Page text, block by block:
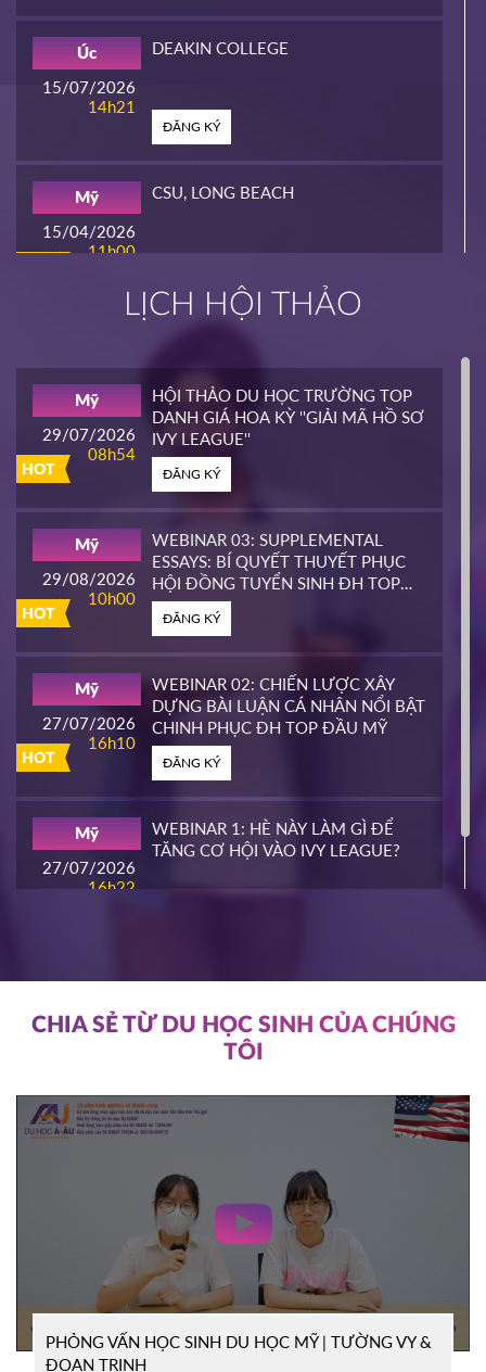
15/07/2026
14h21
Úc DEAKIN COLLEGE
ĐĂNG KÝ
15/04/2026
11h00
Mỹ CSU, LONG BEACH
14h00
ĐĂNG KÝ
10h00
CALIFORNIA STATE UNIVERSITY,
ĐĂNG KÝ
14h00
PIERCE COLLEGE
ĐĂNG KÝ
16h00
WHATCOM COMMUNITY COLLEGE
ĐĂNG KÝ
HOT
10/03/2026
14h00
SOUTHEAST MISSOURI STATE
ĐĂNG KÝ
WRIGHT STATE UNIVERISTY
ĐĂNG KÝ
Canada TỔ CHỨC ICEAP
LỊCH HỘI THẢO
HOT
29/07/2026
08h54
Mỹ
HỘI THẢO DU HỌC TRƯỜNG TOP
DANH GIÁ HOA KỲ ''GIẢI MÃ HỒ SƠ
IVY LEAGUE''
ĐĂNG KÝ
HOT
29/08/2026
10h00
Mỹ
WEBINAR 03: SUPPLEMENTAL
ESSAYS: BÍ QUYẾT THUYẾT PHỤC
HỘI ĐỒNG TUYỂN SINH ĐH TOP
ĐẦU MỸ
ĐĂNG KÝ
HOT
27/07/2026
16h10
Mỹ
WEBINAR 02: CHIẾN LƯỢC XÂY
DỰNG BÀI LUẬN CÁ NHÂN NỔI BẬT
CHINH PHỤC ĐH TOP ĐẦU MỸ
ĐĂNG KÝ
27/07/2026
16h22
Mỹ
WEBINAR 1: HÈ NÀY LÀM GÌ ĐỂ
TĂNG CƠ HỘI VÀO IVY LEAGUE?
CHIA SẺ TỪ DU HỌC SINH CỦA CHÚNG
TÔI
PHỎNG VẤN HỌC SINH DU HỌC MỸ | TƯỜNG VY &
ĐOAN TRINH